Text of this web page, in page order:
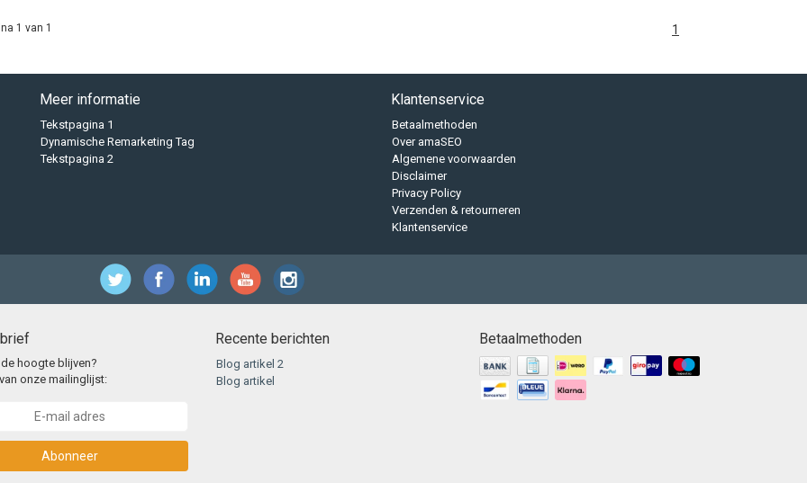
1 van 1 1
Meer informatie
Tekstpagina 1
Dynamische Remarketing Tag
Tekstpagina 2
Klantenservice
Betaalmethoden
Over amaSEO
Algemene voorwaarden
Disclaimer
Privacy Policy
Verzenden & retourneren
Klantenservice
hoogte blijven?
onze mailinglijst:
Abonneer
Recente berichten
Blog artikel 2
Blog artikel
Betaalmethoden